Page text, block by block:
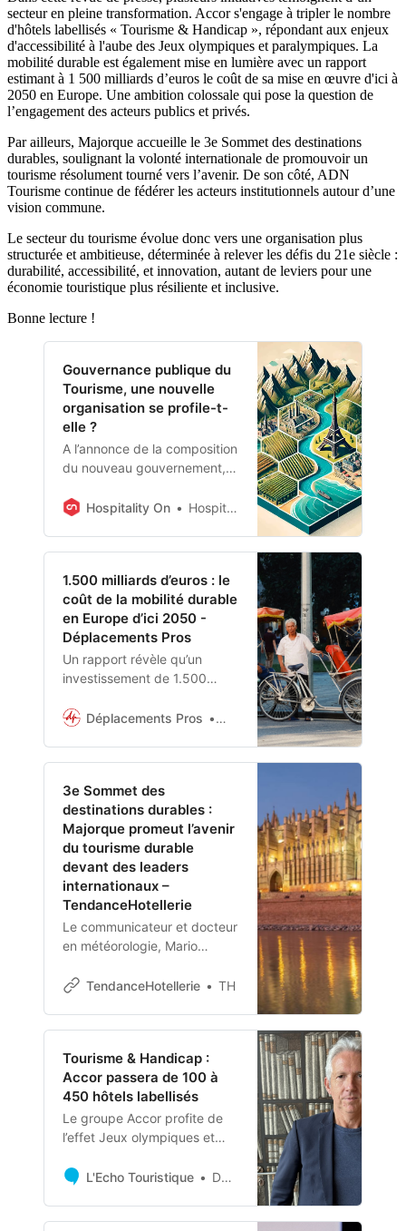
secteur en pleine transformation. Accor s'engage à tripler le nombre
d'hôtels labellisés « Tourisme & Handicap », répondant aux enjeux
d'accessibilité à l'aube des Jeux olympiques et paralympiques. La
mobilité durable est également mise en lumière avec un rapport
estimant à 1 500 milliards d’euros le coût de sa mise en œuvre d'ici à
2050 en Europe. Une ambition colossale qui pose la question de
l’engagement des acteurs publics et privés.
Par ailleurs, Majorque accueille le 3e Sommet des destinations
durables, soulignant la volonté internationale de promouvoir un
tourisme résolument tourné vers l’avenir. De son côté, ADN
Tourisme continue de fédérer les acteurs institutionnels autour d’une
vision commune.
Le secteur du tourisme évolue donc vers une organisation plus
structurée et ambitieuse, déterminée à relever les défis du 21e siècle :
durabilité, accessibilité, et innovation, autant de leviers pour une
économie touristique plus résiliente et inclusive.
Bonne lecture !
Gouvernance publique du
Tourisme, une nouvelle
organisation se profile-t-
elle ?
A l’annonce de la composition
du nouveau gouvernement,
Tourisme ont eu la double
poids qu’il représente, et un
intitulé « ministère chargé de
l’Économie du Tourisme », qui
le fait sortir de sa dimension
« vacances et loisirs » pour
affirmer sa dimension «
Hospitality On Hospitality On
1.500 milliards d’euros : le
coût de la mobilité durable
en Europe d’ici 2050 -
Déplacements Pros
Un rapport révèle qu’un
investissement de 1.500
nécessaire pour la mobilité
Déplacements Pros David Keller-Posalski
3e Sommet des
destinations durables :
Majorque promeut l’avenir
du tourisme durable
devant des leaders
internationaux –
TendanceHotellerie
Le communicateur et docteur
en météorologie, Mario
modérer les deux journées et
décideurs de premier…
TendanceHotellerie TH
Tourisme & Handicap :
Accor passera de 100 à
450 hôtels labellisés
Le groupe Accor profite de
l’effet Jeux olympiques et
accélérer le développement
L'Echo Touristique David Savary